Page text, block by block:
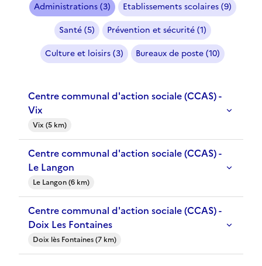
Administrations (3)
Etablissements scolaires (9)
Santé (5)
Prévention et sécurité (1)
Culture et loisirs (3)
Bureaux de poste (10)
Centre communal d'action sociale (CCAS) -
Vix
Vix (5 km)
Centre communal d'action sociale (CCAS) -
Le Langon
Le Langon (6 km)
Centre communal d'action sociale (CCAS) -
Doix Les Fontaines
Doix lès Fontaines (7 km)